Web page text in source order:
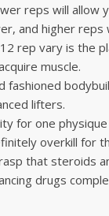
reps will allow
and higher reps
rep vary is the
muscle.
fashioned
lifters.
for one
overkill for
that steroids
drugs